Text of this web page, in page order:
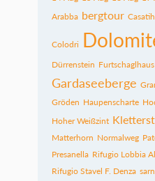
Arabba bergtour
Colodri
Dürrenstein Furtschaglhaus
Gardaseeberge
Gröden Haupenscharte
Hoher Weißzint
Matterhorn Normalweg
Presanella Rifugio Lobbia
Rifugio Stavel F. Denza